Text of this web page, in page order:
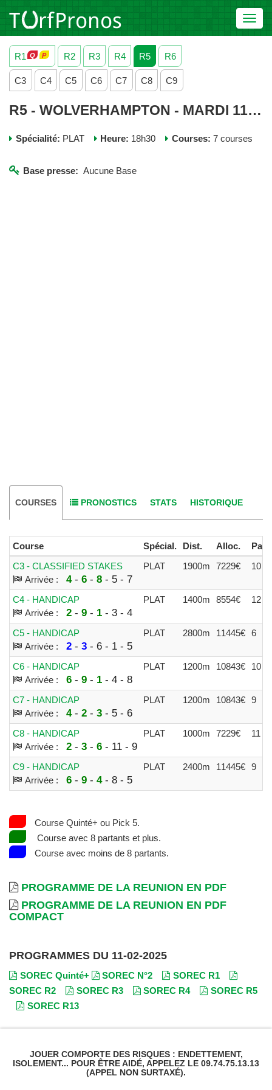
R1
R2 R3 R4 R5 R6
C3 C4 C5 C6 C7 C8 C9
R5 - WOLVERHAMPTON - MARDI 11 FEVRIER 2025
Spécialité: PLAT Heure: 18h30 Courses: 7 courses
Base presse: Aucune Base
COURSES PRONOSTICS STATS HISTORIQUE
Course Spécial. Dist. Alloc.
Part.
C3 - CLASSIFIED STAKES
Arrivée :
4- 6- 8- 5 - 7
PLAT 1900m 7229€ 10
C4 - HANDICAP
Arrivée :
2- 9- 1 - 3 - 4
PLAT 1400m 8554€ 12
C5 - HANDICAP
Arrivée :
2- 3- 6 - 1 - 5
PLAT 2800m 11445€ 6
C6 - HANDICAP
Arrivée :
6- 9- 1 - 4 - 8
PLAT 1200m 10843€ 10
C7 - HANDICAP
Arrivée :
4- 2- 3- 5 - 6
PLAT 1200m 10843€ 9
C8 - HANDICAP
Arrivée :
2- 3- 6- 11 - 9
PLAT 1000m 7229€ 11
C9 - HANDICAP
Arrivée :
6- 9- 4- 8 - 5
PLAT 2400m 11445€ 9
Course Quinté+ ou Pick 5.
Course avec 8 partants et plus.
Course avec moins de 8 partants.
PROGRAMME DE LA REUNION EN PDF
PROGRAMME DE LA REUNION EN PDF
COMPACT
PROGRAMMES DU 11-02-2025
SOREC Quinté+ SOREC N°2
SOREC R1
SOREC R2
SOREC R3 SOREC R4
SOREC R5
SOREC R13
JOUER COMPORTE DES RISQUES : ENDETTEMENT,
ISOLEMENT... POUR ÊTRE AIDÉ, APPELEZ LE 09.74.75.13.13
(APPEL NON SURTAXÉ).